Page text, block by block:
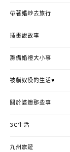
帶著婚紗去旅行
插畫說故事
籌備婚禮大小事
被貓奴役的生活♥
關於婆媳那些事
3C生活
九州旅遊